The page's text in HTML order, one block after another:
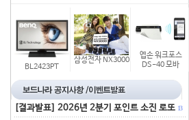
BL2423PT
삼성전자 NX3000
엡손 워크포스
DS-40 모바
[결과발표] 2026년 2분기 포인트 소진 로또 13